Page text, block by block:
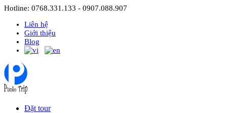
Hotline: 0768.331.133 - 0907.088.907
Liên hệ
Giới thiệu
Blog
Đặt tour